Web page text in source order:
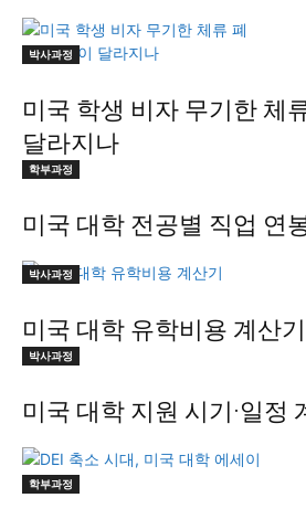
박사과정
미국 학생 비자 무기한 체
달라지나
학부과정
미국 대학 전공별 직업 연
박사과정
미국 대학 유학비용 계산기
박사과정
미국 대학 지원 시기·일정
학부과정